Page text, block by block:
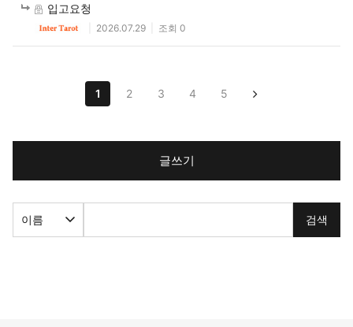
입고요청
2026.07.29 조회 0
1 2 3 4 5
글쓰기
검색